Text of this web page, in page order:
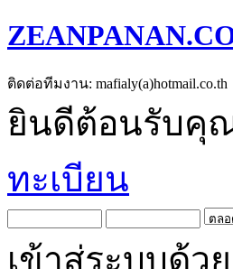
ติดต่อทีมงาน: mafialy(a)hotmail.co.th
ยินดีต้อนรับคุ
ทะเบียน
เข้าสู่ระบบด้ว